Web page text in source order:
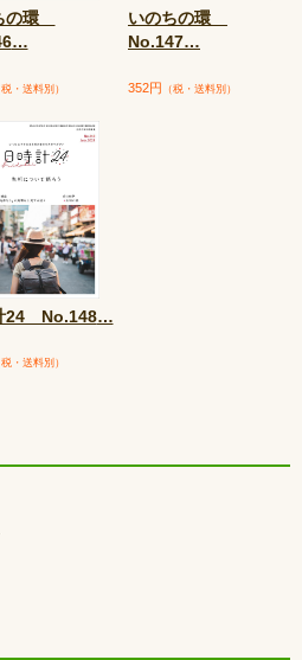
の環
…
税・送料別）
いのちの環
No.147…
352円 （税・送料別）
24 No.148…
税・送料別）